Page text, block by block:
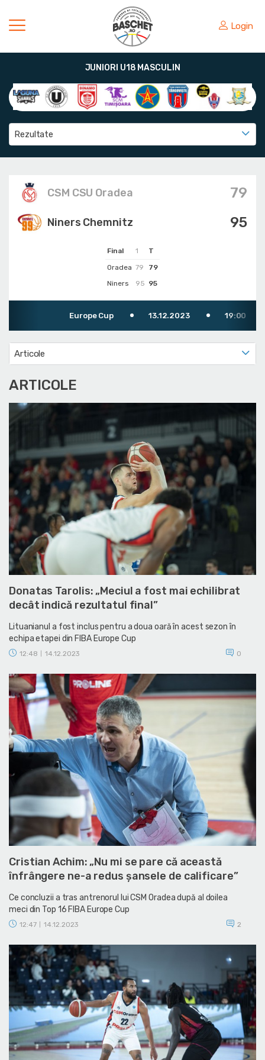
Login
JUNIORI U18 MASCULIN
Rezultate
CSM CSU Oradea 79
Final 1
T
Oradea 79
79
Niners
95 95
95
Niners Chemnitz
Europe Cup 13.12.2023 19:00
Articole
ARTICOLE
Donatas Tarolis: „Meciul a fost mai echilibrat
decât indică rezultatul final”
Lituanianul a fost inclus pentru a doua oară în acest sezon în
echipa etapei din FIBA Europe Cup
12:48 14.12.2023 0
Cristian Achim: „Nu mi se pare că această
înfrângere ne-a redus șansele de calificare”
Ce concluzii a tras antrenorul lui CSM Oradea după al doilea
meci din Top 16 FIBA Europe Cup
12:47 14.12.2023 2